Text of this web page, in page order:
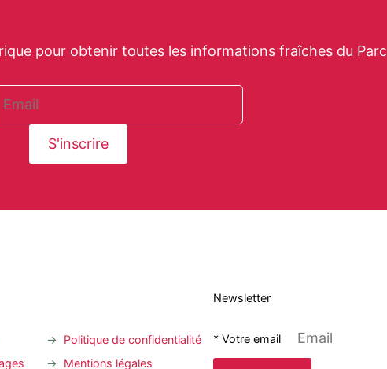
pour obtenir toutes les informations fraîches du Parc
Politique de confidentialité
Mentions légales
Newsletter
* Votre email